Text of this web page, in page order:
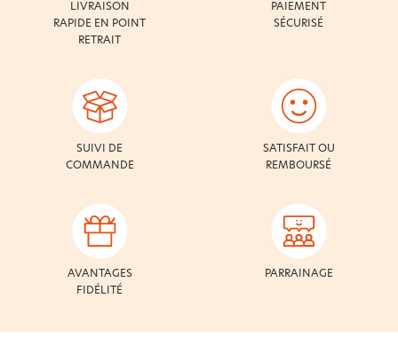
LIVRAISON
RAPIDE EN POINT
RETRAIT
PAIEMENT
SÉCURISÉ
SUIVI DE
COMMANDE
SATISFAIT OU
REMBOURSÉ
AVANTAGES
FIDÉLITÉ
PARRAINAGE